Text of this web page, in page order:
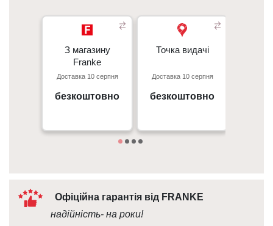
З магазину
Franke
Доставка 10 серпня
безкоштовно
З магазину
Franke
Київ, пр. С. Бандери 23, ТЦ
Точка видачі
Доставка 10 серпня
безкоштовно
Точка видачі
м. Київ пр. Відрадний, 95к
09:00 - 18:00
Офіційна гарантія від FRANKE
надійність- на роки!